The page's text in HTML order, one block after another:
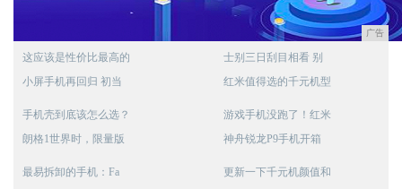
广告
这应该是性价比最高的
小屏手机再回归 初当
士别三日刮目相看 别
红米值得选的千元机型
手机壳到底该怎么选？
朗格1世界时，限量版
游戏手机没跑了！红米
神舟锐龙P9手机开箱
最易拆卸的手机：Fa
更新一下千元机颜值和